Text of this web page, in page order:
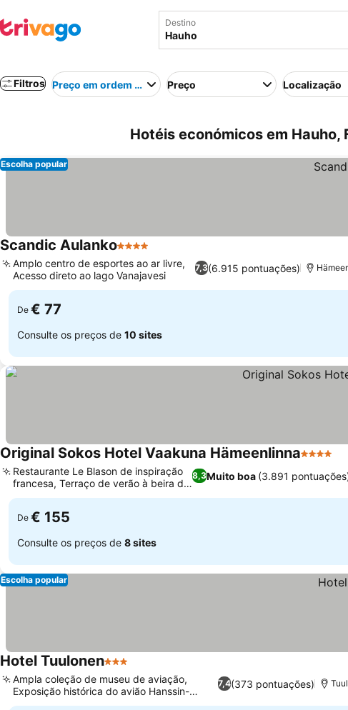
Destino
Filtros Preço em ordem crescentePreço Localização
Hotéis económicos em Hauho,
Escolha popular
Scandic Aulanko4 Estrelas
7,3(6.915 pontuações)
Amplo centro de esportes ao ar livre,
Acesso direto ao lago Vanajavesi
De € 77
Consulte os preços de 10 sites
Original Sokos Hotel Vaakuna Hämeenlinna4 Estrelas
8,3Muito boa (3.891
Restaurante Le Blason de inspiração
francesa, Terraço de verão à beira do
lago
De € 155
Consulte os preços de 8 sites
Escolha popular
Hotel Tuulonen3 Estrelas
7,4(373 pontuações)
Ampla coleção de museu de aviação,
Exposição histórica do avião Hanssin-
Jukka